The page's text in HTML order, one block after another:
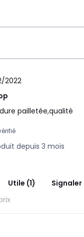
2022
pailletée,qualité
depuis 3 mois
Utile (1)
Signaler